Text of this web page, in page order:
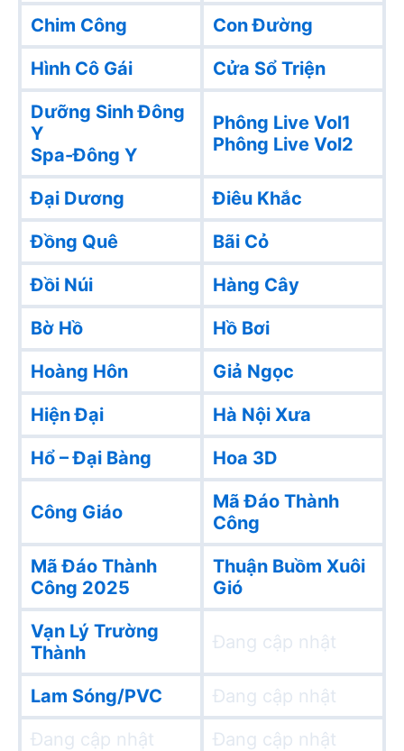
Chim Công
Con Đường
Hình Cô Gái
Cửa Sổ Triện
Dưỡng Sinh Đông
Y
Spa-Đông Y
Phông Live Vol1
Phông Live Vol2
Đại Dương
Điêu Khắc
Đồng Quê
Bãi Cỏ
Đồi Núi
Hàng Cây
Bờ Hồ
Hồ Bơi
Hoàng Hôn
Giả Ngọc
Hiện Đại
Hà Nội Xưa
Hổ – Đại Bàng
Hoa 3D
Công Giáo
Mã Đáo Thành
Công
Mã Đáo Thành
Công 2025
Thuận Buồm Xuôi
Gió
Vạn Lý Trường
Thành
Đang cập nhật
Lam Sóng/PVC
Đang cập nhật
Đang cập nhật
Đang cập nhật